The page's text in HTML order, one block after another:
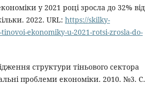
у 2021 році зросла до 32% від
2022. URL: https://skilky-
ekonomiky-u-2021-rotsi-zrosla-do-
структури тіньового сектора
проблеми економіки. 2010. №3. С.